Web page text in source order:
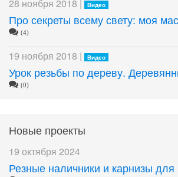
28 ноября 2018 | Видео
Про секреты всему свету: моя
(4)
19 ноября 2018 | Видео
Урок резьбы по дереву.
(0)
Новые проекты
19 октября 2024
Резные наличники и карнизы